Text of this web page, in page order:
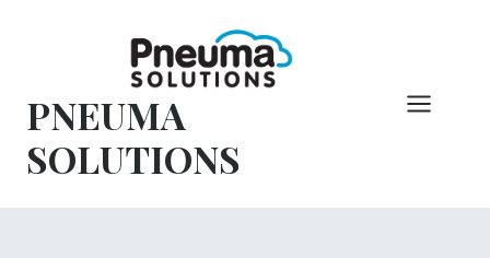
conteúdo
PNEUMA
SOLUTIONS